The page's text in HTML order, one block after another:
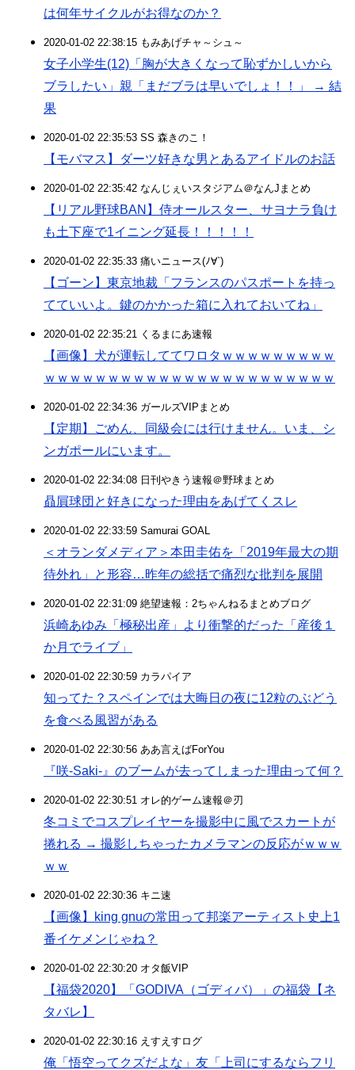
は何年サイクルがお得なのか？
2020-01-02 22:38:15 もみあげチャ～シュ～
女子小学生(12)「胸が大きくなって恥ずかしいから
ブラしたい」親「まだブラは早いでしょ！！」 → 結
果
2020-01-02 22:35:53 SS 森きのこ！
【モバマス】ダーツ好きな男とあるアイドルのお話
2020-01-02 22:35:42 なんじぇいスタジアム＠なんJまとめ
【リアル野球BAN】侍オールスター、サヨナラ負け
も土下座で1イニング延長！！！！！
2020-01-02 22:35:33 痛いニュース(ﾉ∀`)
【ゴーン】東京地裁「フランスのパスポートを持っ
てていいよ。鍵のかかった箱に入れておいてね」
2020-01-02 22:35:21 くるまにあ速報
【画像】犬が運転しててワロタｗｗｗｗｗｗｗｗｗ
ｗｗｗｗｗｗｗｗｗｗｗｗｗｗｗｗｗｗｗｗｗｗｗ
2020-01-02 22:34:36 ガールズVIPまとめ
【定期】ごめん、同級会には行けません。いま、シ
ンガポールにいます。
2020-01-02 22:34:08 日刊やきう速報＠野球まとめ
贔屓球団と好きになった理由をあげてくスレ
2020-01-02 22:33:59 Samurai GOAL
＜オランダメディア＞本田圭佑を「2019年最大の期
待外れ」と形容…昨年の総括で痛烈な批判を展開
2020-01-02 22:31:09 絶望速報：2ちゃんねるまとめブログ
浜崎あゆみ「極秘出産」より衝撃的だった「産後１
か月でライブ」
2020-01-02 22:30:59 カラパイア
知ってた？スペインでは大晦日の夜に12粒のぶどう
を食べる風習がある
2020-01-02 22:30:56 ああ言えばForYou
『咲-Saki-』のブームが去ってしまった理由って何？
2020-01-02 22:30:51 オレ的ゲーム速報＠刃
冬コミでコスプレイヤーを撮影中に風でスカートが
捲れる → 撮影しちゃったカメラマンの反応がｗｗｗ
ｗｗ
2020-01-02 22:30:36 キニ速
【画像】king gnuの常田って邦楽アーティスト史上1
番イケメンじゃね？
2020-01-02 22:30:20 オタ飯VIP
【福袋2020】「GODIVA（ゴディバ）」の福袋【ネ
タバレ】
2020-01-02 22:30:16 えすえすログ
俺「悟空ってクズだよな」友「上司にするならフリ